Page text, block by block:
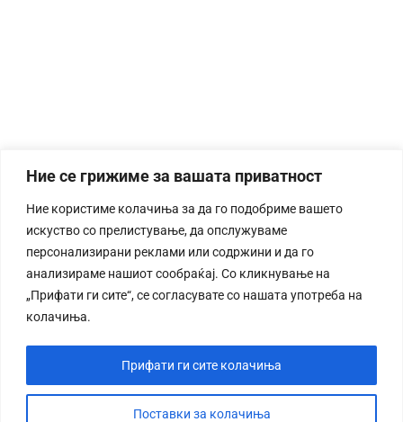
Ние се грижиме за вашата приватност
Ние користиме колачиња за да го подобриме вашето
искуство со прелистување, да опслужуваме
персонализирани реклами или содржини и да го
анализираме нашиот сообраќај. Со кликнување на
„Прифати ги сите“, се согласувате со нашата употреба на
колачиња.
Поставки за колачиња
Прифати ги сите колачиња